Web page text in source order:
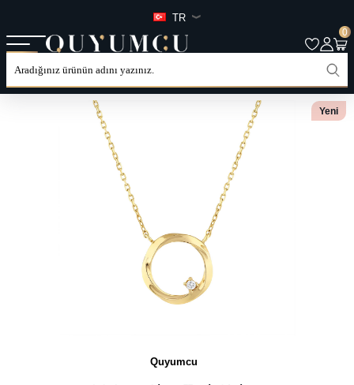
TR
0
ANASAYFATÜM ÜRÜNLERKATEGORILER
Yeni
Quyumcu